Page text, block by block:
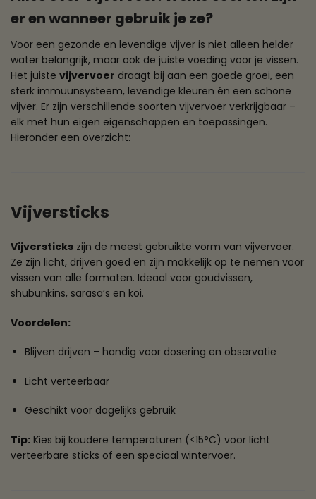
er en wanneer gebruik je ze?
Voor een gezonde en levendige vijver is niet alleen helder
water belangrijk, maar ook de juiste voeding voor je vissen.
Het juiste vijvervoer draagt bij aan een goede groei, een
sterk immuunsysteem, levendige kleuren én een schone
vijver. Er zijn verschillende soorten vijvervoer verkrijgbaar –
elk met hun eigen eigenschappen en toepassingen.
Hieronder een overzicht:
Vijversticks
Vijversticks zijn de meest gebruikte vorm van vijvervoer.
Ze zijn licht, drijven goed en zijn makkelijk op te nemen voor
vissen van alle formaten. Ideaal voor goudvissen,
shubunkins, sarasa’s en koi.
Voordelen:
Blijven drijven – handig voor dosering en observatie
Licht verteerbaar
Geschikt voor dagelijks gebruik
Tip: Kies bij koudere temperaturen (<15°C) voor licht
verteerbare sticks of een speciaal wintervoer.